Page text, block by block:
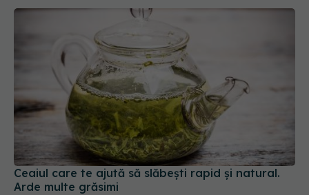
Ceaiul care te ajută să slăbești rapid și natural.
Arde multe grăsimi